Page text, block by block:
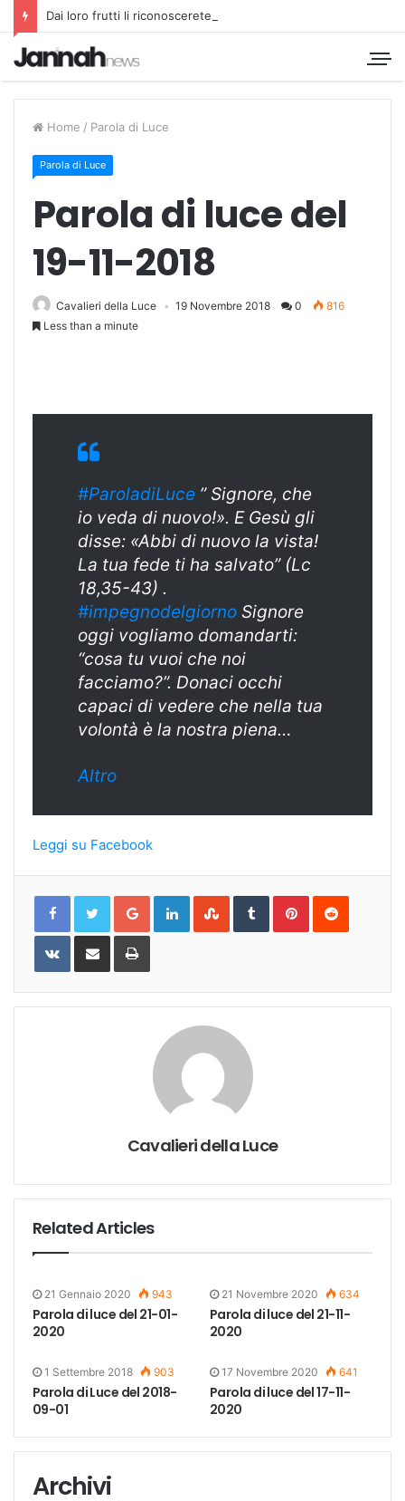
Dai loro frutti li riconoscerete
Home / Parola di Luce
Parola di Luce
Parola di luce del
19-11-2018
Cavalieri della Luce 19 Novembre 2018 0
816
Less than a minute
#ParoladiLuce ” Signore, che
io veda di nuovo!». E Gesù gli
disse: «Abbi di nuovo la vista!
La tua fede ti ha salvato” (Lc
18,35-43) .
#impegnodelgiorno Signore
oggi vogliamo domandarti:
“cosa tu vuoi che noi
facciamo?”. Donaci occhi
capaci di vedere che nella tua
volontà è la nostra piena…
Altro
Leggi su Facebook
Google+LinkedInStumbleUpon
TumblrPinterestReddit
VKontakteShare
Email
Print
Cavalieri della Luce
Related Articles
21 Gennaio 2020 943
Parola di luce del 21-01-
2020
21 Novembre 2020 634
Parola di luce del 21-11-
2020
1 Settembre 2018 903
Parola di Luce del 2018-
09-01
17 Novembre 2020 641
Parola di luce del 17-11-
2020
Archivi